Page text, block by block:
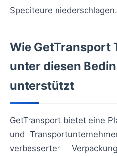
Spediteure niederschlagen.
Wie GetTransport
unter diesen
unterstützt
GetTransport bietet eine
und
verbesserter